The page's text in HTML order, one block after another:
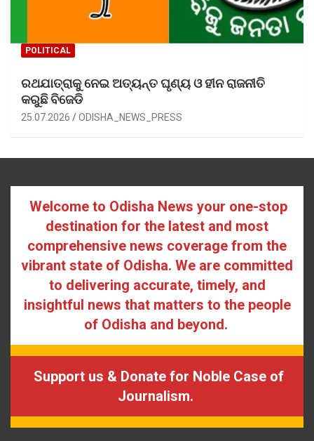
POLITICAL
ରଥଯାତ୍ରାକୁ ନେଇ ଅତ୍ୟନ୍ତ ଘୃଣ୍ୟ ଓ ହୀନ ରାଜନୀତି
କରୁଛି ବିଜେଡି
25.07.2026 ODISHA_NEWS_PRESS
Welcome to Odisha News your one-stop
destination for the latest and most
comprehensive news coverage from the
vibrant state of Odisha. We are committed
to delivering accurate, timely, and
insightful news that matters to the people
of Odisha and beyond.
Support us & Donate for Noble Case of
Journalism.